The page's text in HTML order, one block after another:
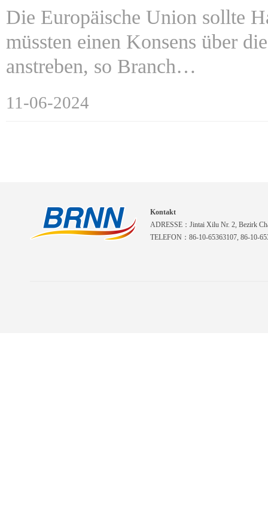
Die Europäische Union sollte
müssten einen Konsens über
anstreben, so Branch…
11-06-2024
Kontakt
ADRESSE：Jintai Xilu Nr. 2, Bezirk
TELEFON：86-10-65363107, 86-10-